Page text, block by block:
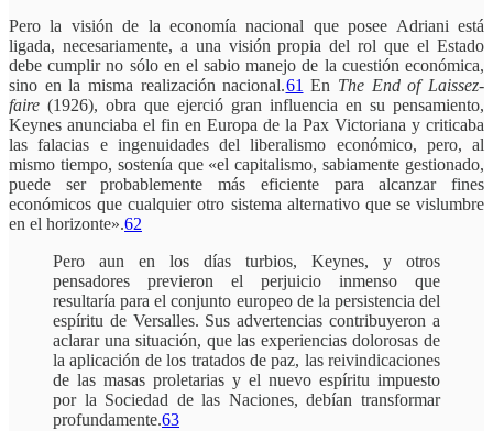
Pero la visión de la economía nacional que posee Adriani está
ligada, necesariamente, a una visión propia del rol que el Estado
debe cumplir no sólo en el sabio manejo de la cuestión económica,
sino en la misma realización nacional.61 En The End of Laissez-
faire (1926), obra que ejerció gran influencia en su pensamiento,
Keynes anunciaba el fin en Europa de la Pax Victoriana y criticaba
las falacias e ingenuidades del liberalismo económico, pero, al
mismo tiempo, sostenía que «el capitalismo, sabiamente gestionado,
puede ser probablemente más eficiente para alcanzar fines
económicos que cualquier otro sistema alternativo que se vislumbre
en el horizonte».62
Pero aun en los días turbios, Keynes, y otros
pensadores previeron el perjuicio inmenso que
resultaría para el conjunto europeo de la persistencia del
espíritu de Versalles. Sus advertencias contribuyeron a
aclarar una situación, que las experiencias dolorosas de
la aplicación de los tratados de paz, las reivindicaciones
de las masas proletarias y el nuevo espíritu impuesto
por la Sociedad de las Naciones, debían transformar
profundamente.63